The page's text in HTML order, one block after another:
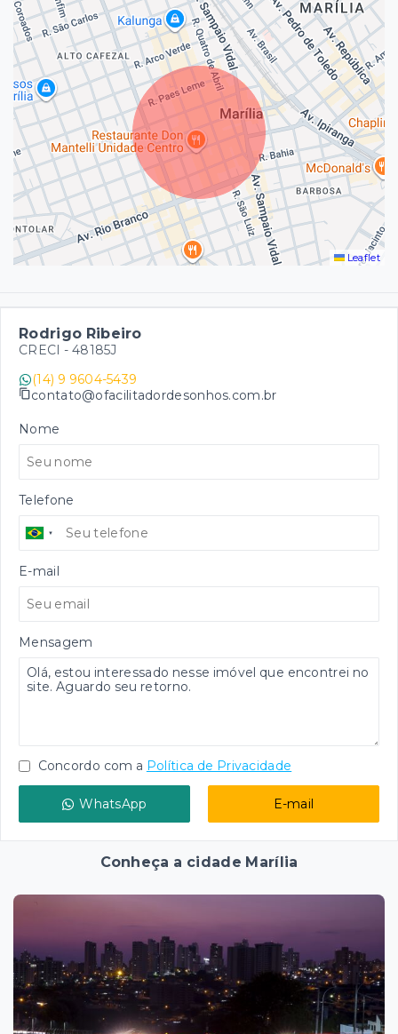
Leaflet
Rodrigo Ribeiro
CRECI - 48185J
(14) 9 9604-5439
contato@ofacilitadordesonhos.com.br
Nome
Telefone
E-mail
Mensagem
Concordo com a Política de Privacidade
WhatsApp E-mail
Conheça a cidade Marília